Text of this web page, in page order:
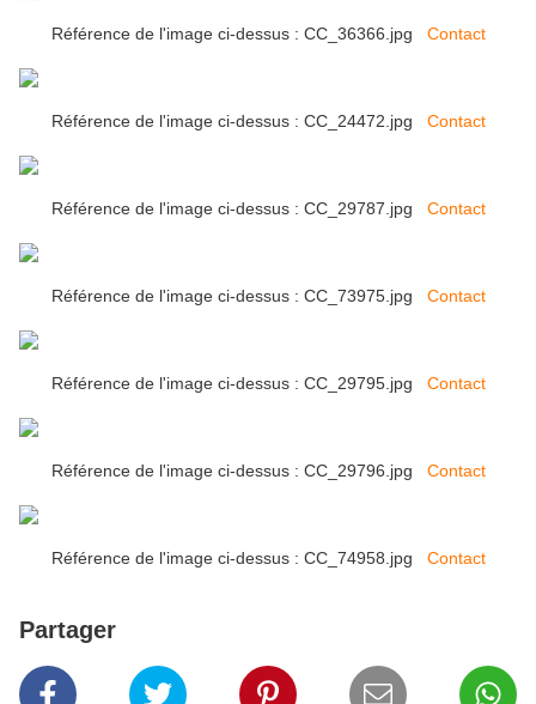
Référence de l'image ci-dessus : CC_36366.jpg Contact
Référence de l'image ci-dessus : CC_24472.jpg Contact
Référence de l'image ci-dessus : CC_29787.jpg Contact
Référence de l'image ci-dessus : CC_73975.jpg Contact
Référence de l'image ci-dessus : CC_29795.jpg Contact
Référence de l'image ci-dessus : CC_29796.jpg Contact
Référence de l'image ci-dessus : CC_74958.jpg Contact
Partager